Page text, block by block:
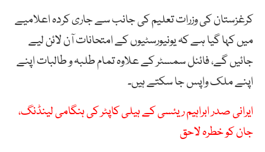
کرغزستان کی وزرات تعلیم کی جانب سے جاری کردہ اعلامیے
میں کہا گیا ہے کہ یونیورسٹیوں کے امتحانات آن لائن لیے
جائیں گے، فائنل سمسٹر کے علاوہ تمام طلبہ و طالبات اپنے
اپنے ملک واپس جا سکتے ہیں۔
ایرانی صدر ابراہیم ریئسی کے ہیلی کاپٹر کی ہنگامی لینڈنگ،
جان کو خطرہ لاحق